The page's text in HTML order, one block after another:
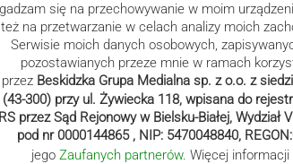
się na przechowywanie w moim
też na przetwarzanie w celach analizy moich
Serwisie moich danych osobowych,
pozostawianych przeze mnie w ramach
przez Beskidzka Grupa Medialna sp. z o.o. z
(43-300) przy ul. Żywiecka 118, wpisana do
przez Sąd Rejonowy w Bielsku-Białej, Wydział
pod nr 0000144865 , NIP: 5470048840,
jego Zaufanych partnerów. Więcej